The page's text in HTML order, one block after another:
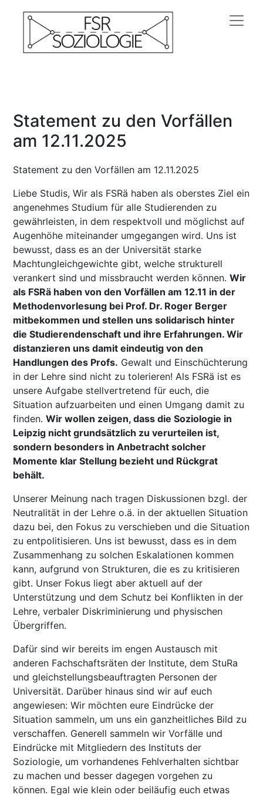
Statement zu den Vorfällen
am 12.11.2025
Statement zu den Vorfällen am 12.11.2025
Liebe Studis, Wir als FSRä haben als oberstes Ziel ein
angenehmes Studium für alle Studierenden zu
gewährleisten, in dem respektvoll und möglichst auf
Augenhöhe miteinander umgegangen wird. Uns ist
bewusst, dass es an der Universität starke
Machtungleichgewichte gibt, welche strukturell
verankert sind und missbraucht werden können.Wir
als FSRä haben von den Vorfällen am 12.11 in der
Methodenvorlesung bei Prof. Dr. Roger Berger
mitbekommen und stellen uns solidarisch hinter
die Studierendenschaft und ihre Erfahrungen. Wir
distanzieren uns damit eindeutig von den
Handlungen des Profs. Gewalt und Einschüchterung
in der Lehre sind nicht zu tolerieren! Als FSRä ist es
unsere Aufgabe stellvertretend für euch, die
Situation aufzuarbeiten und einen Umgang damit zu
finden.Wir wollen zeigen, dass die Soziologie in
Leipzig nicht grundsätzlich zu verurteilen ist,
sondern besonders in Anbetracht solcher
Momente klar Stellung bezieht und Rückgrat
behält.
Unserer Meinung nach tragen Diskussionen bzgl. der
Neutralität in der Lehre o.ä. in der aktuellen Situation
dazu bei, den Fokus zu verschieben und die Situation
zu entpolitisieren. Uns ist bewusst, dass es in dem
Zusammenhang zu solchen Eskalationen kommen
kann, aufgrund von Strukturen, die es zu kritisieren
gibt. Unser Fokus liegt aber aktuell auf der
Unterstützung und dem Schutz bei Konflikten in der
Lehre, verbaler Diskriminierung und physischen
Übergriffen.
Dafür sind wir bereits im engen Austausch mit
anderen Fachschaftsräten der Institute, dem StuRa
und gleichstellungsbeauftragten Personen der
Universität. Darüber hinaus sind wir auf euch
angewiesen: Wir möchten eure Eindrücke der
Situation sammeln, um uns ein ganzheitliches Bild zu
verschaffen. Generell sammeln wir Vorfälle und
Eindrücke mit Mitgliedern des Instituts der
Soziologie, um vorhandenes Fehlverhalten sichtbar
zu machen und besser dagegen vorgehen zu
können. Egal wie klein oder beiläufig euch etwas